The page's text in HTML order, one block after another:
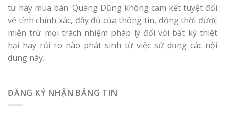
tư hay mua bán. Quang Dũng không cam kết tuyệt đối
về tính chính xác, đầy đủ của thông tin, đồng thời được
miễn trừ mọi trách nhiệm pháp lý đối với bất kỳ thiệt
hại hay rủi ro nào phát sinh từ việc sử dụng các nội
dung này.
ĐĂNG KÝ NHẬN BẢNG TIN